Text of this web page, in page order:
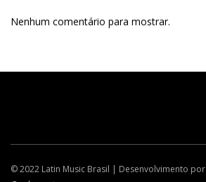
Nenhum comentário para mostrar.
© 2022 Latin Music Brasil | Desenvolvimento por